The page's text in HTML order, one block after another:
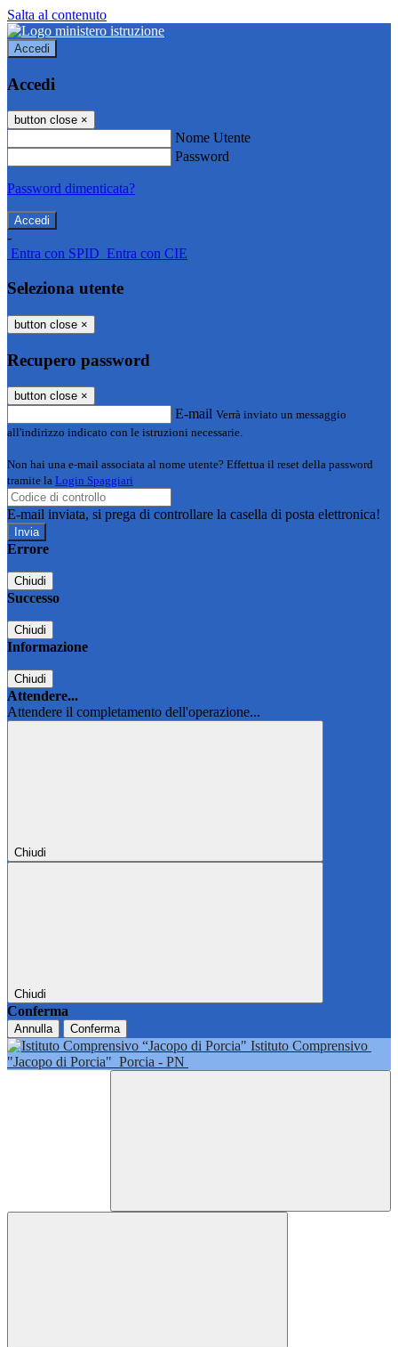
Salta al contenuto
Accedi
Accedi
button close ×
Nome Utente
Password
Password dimenticata?
-
Entra con SPID Entra con CIE
Seleziona utente
button close ×
Recupero password
button close ×
E-mail Verrà inviato un messaggio
all'indirizzo indicato con le istruzioni necessarie.
Non hai una e-mail associata al nome utente? Effettua il reset della password
tramite la Login Spaggiari
E-mail inviata, si prega di controllare la casella di posta elettronica!
Errore
Chiudi
Successo
Chiudi
Informazione
Chiudi
Attendere...
Attendere il completamento dell'operazione...
Chiudi
Chiudi
Conferma
Annulla Conferma
Istituto Comprensivo
"Jacopo di Porcia" Porcia - PN